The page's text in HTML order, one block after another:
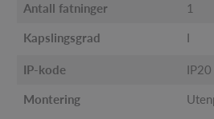
Antall fatninger 1
Kapslingsgrad I
IP-kode IP20
Montering